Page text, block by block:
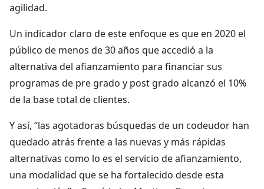
agilidad.
Un indicador claro de este enfoque es que en 2020 el
público de menos de 30 años que accedió a la
alternativa del afianzamiento para financiar sus
programas de pre grado y post grado alcanzó el 10%
de la base total de clientes.
Y así, “las agotadoras búsquedas de un codeudor han
quedado atrás frente a las nuevas y más rápidas
alternativas como lo es el servicio de afianzamiento,
una modalidad que se ha fortalecido desde esta